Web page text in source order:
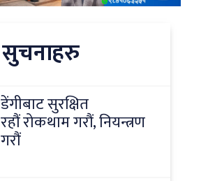
सुचनाहरु
डेंगीबाट सुरक्षित
रहौं रोकथाम गरौं, नियन्त्रण
गरौं